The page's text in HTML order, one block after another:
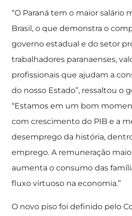
“O Paraná tem o maior salário
Brasil, o que demonstra o
governo estadual e do setor
trabalhadores paranaenses,
profissionais que ajudam a
do nosso Estado”, ressaltou o
“Estamos em um bom
com crescimento do PIB e a
desemprego da história,
emprego. A remuneração
aumenta o consumo das
fluxo virtuoso na economia.”
O novo piso foi definido pelo